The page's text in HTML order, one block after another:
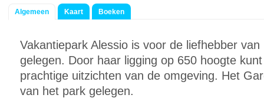
Algemeen Kaart Boeken
Vakantiepark Alessio is voor de liefhebber
gelegen. Door haar ligging op 650 hoogte
prachtige uitzichten van de omgeving. Het
van het park gelegen.